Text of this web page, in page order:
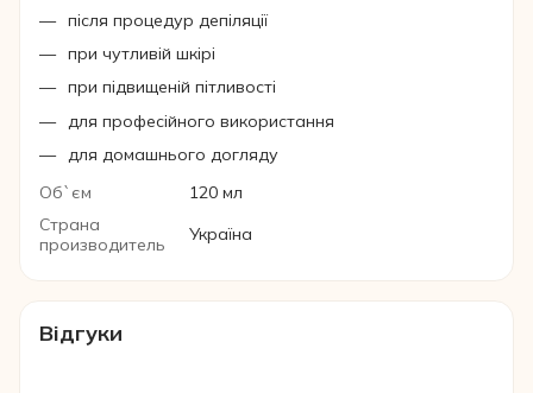
після процедур депіляції
при чутливій шкірі
при підвищеній пітливості
для професійного використання
для домашнього догляду
Об`єм
120 мл
Страна
производитель
Україна
Відгуки